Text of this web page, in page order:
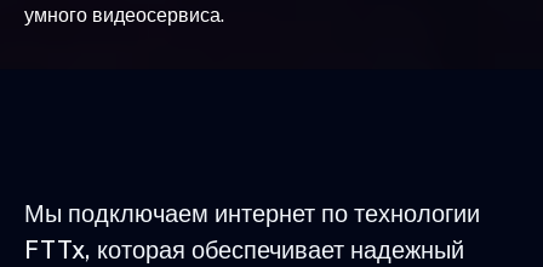
умного видеосервиса.
Мы подключаем интернет по технологии
FTTx, которая обеспечивает надежный